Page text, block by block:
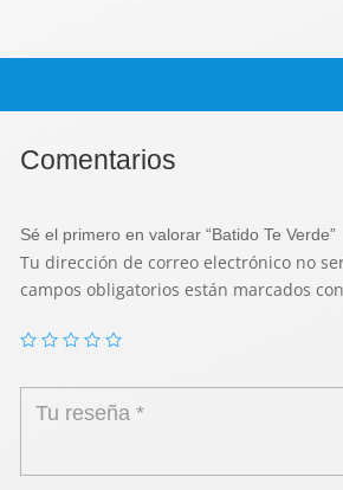
Comentarios
Sé el primero en valorar “Batido Te Verde”
Tu dirección de correo electrónico no
campos obligatorios están marcados con